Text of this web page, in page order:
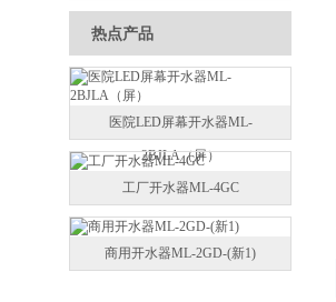
热点产品
医院LED屏幕开水器ML-
2BJLA（屏）
工厂开水器ML-4GC
商用开水器ML-2GD-(新1)